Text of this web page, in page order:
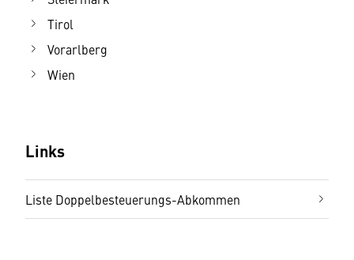
Tirol
Vorarlberg
Wien
Links
Liste Doppelbesteuerungs-Abkommen